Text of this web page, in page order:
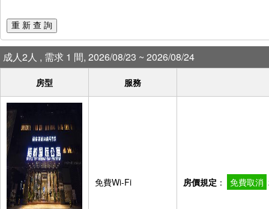
重 新 查 詢
成人2人 , 需求 1 間, 2026/08/23 ~ 2026/08/24
房型 服務
免費Wi-Fi 房價規定 ： 免費取消